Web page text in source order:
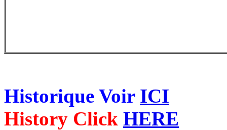
Historique Voir ICI
History Click HERE